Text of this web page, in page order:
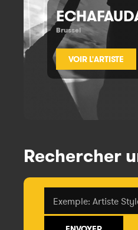
Brussel
VOIR L'ARTISTE
Rechercher